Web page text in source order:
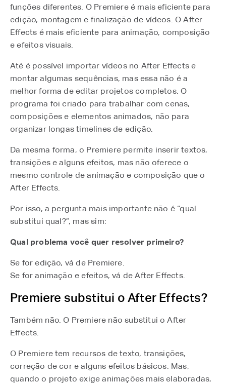
funções diferentes. O Premiere é mais eficiente para
edição, montagem e finalização de vídeos. O After
Effects é mais eficiente para animação, composição
e efeitos visuais.
Até é possível importar vídeos no After Effects e
montar algumas sequências, mas essa não é a
melhor forma de editar projetos completos. O
programa foi criado para trabalhar com cenas,
composições e elementos animados, não para
organizar longas timelines de edição.
Da mesma forma, o Premiere permite inserir textos,
transições e alguns efeitos, mas não oferece o
mesmo controle de animação e composição que o
After Effects.
Por isso, a pergunta mais importante não é “qual
substitui qual?”, mas sim:
Qual problema você quer resolver primeiro?
Se for edição, vá de Premiere.
Se for animação e efeitos, vá de After Effects.
Premiere substitui o After Effects?
Também não. O Premiere não substitui o After
Effects.
O Premiere tem recursos de texto, transições,
correção de cor e alguns efeitos básicos. Mas,
quando o projeto exige animações mais elaboradas,